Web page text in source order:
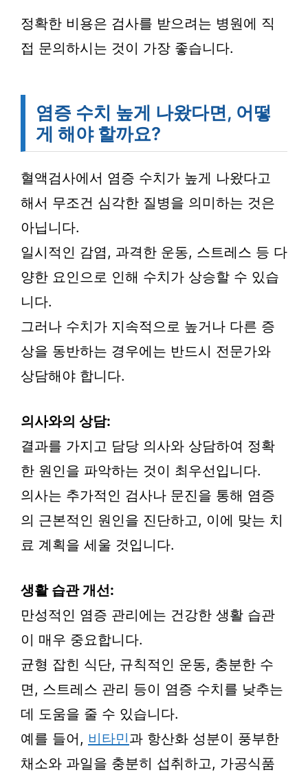
정확한 비용은 검사를 받으려는 병원에 직
접 문의하시는 것이 가장 좋습니다.
염증 수치 높게 나왔다면, 어떻
게 해야 할까요?
혈액검사에서 염증 수치가 높게 나왔다고
해서 무조건 심각한 질병을 의미하는 것은
아닙니다.
일시적인 감염, 과격한 운동, 스트레스 등 다
양한 요인으로 인해 수치가 상승할 수 있습
니다.
그러나 수치가 지속적으로 높거나 다른 증
상을 동반하는 경우에는 반드시 전문가와
상담해야 합니다.
의사와의 상담:
결과를 가지고 담당 의사와 상담하여 정확
한 원인을 파악하는 것이 최우선입니다.
의사는 추가적인 검사나 문진을 통해 염증
의 근본적인 원인을 진단하고, 이에 맞는 치
료 계획을 세울 것입니다.
생활 습관 개선:
만성적인 염증 관리에는 건강한 생활 습관
이 매우 중요합니다.
균형 잡힌 식단, 규칙적인 운동, 충분한 수
면, 스트레스 관리 등이 염증 수치를 낮추는
데 도움을 줄 수 있습니다.
예를 들어, 비타민과 항산화 성분이 풍부한
채소와 과일을 충분히 섭취하고, 가공식품